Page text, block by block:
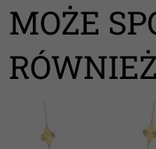
MOŻE